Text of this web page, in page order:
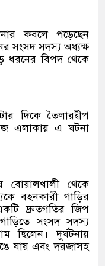
কবলে পড়েছেন
সংসদ সদস্য অধ্যক্ষ
ধরনের বিপদ থেকে
দিকে তৈলারদ্বীপ
এলাকায় এ ঘটনা
বোয়ালখালী থেকে
বহনকারী গাড়ির
দ্রুতগতির জিপ
সংসদ সদস্য
ছিলেন। দুর্ঘটনায়
যায় এবং দরজাসহ